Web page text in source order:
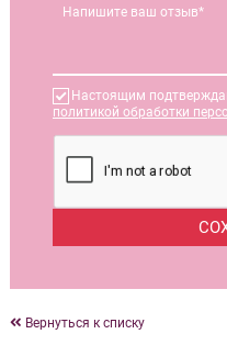
Настоящим
политикой обработки
Вернуться к списку